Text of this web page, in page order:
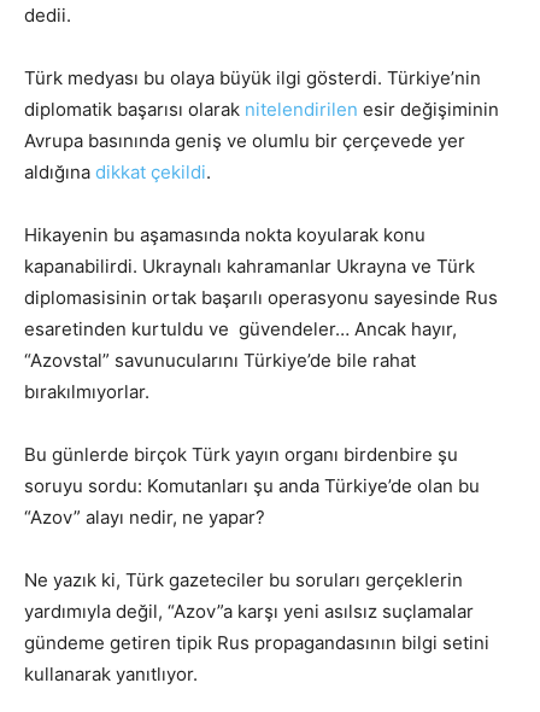
dediі.
Türk medyası bu olaya büyük ilgi gösterdi. Türkiye’nin
diplomatik başarısı olarak nitelendirilen esir değişiminin
Avrupa basınında geniş ve olumlu bir çerçevede yer
aldığına dikkat çekildi.
Hikayenin bu aşamasında nokta koyularak konu
kapanabilirdi. Ukraynalı kahramanlar Ukrayna ve Türk
diplomasisinin ortak başarılı operasyonu sayesinde Rus
esaretinden kurtuldu ve güvendeler… Ancak hayır,
“Azovstal” savunucularını Türkiye’de bile rahat
bırakılmıyorlar.
Bu günlerde birçok Türk yayın organı birdenbire şu
soruyu sordu: Komutanları şu anda Türkiye’de olan bu
“Azov” alayı nedir, ne yapar?
Ne yazık ki, Türk gazeteciler bu soruları gerçeklerin
yardımıyla değil, “Azov”a karşı yeni asılsız suçlamalar
gündeme getiren tipik Rus propagandasının bilgi setini
kullanarak yanıtlıyor.